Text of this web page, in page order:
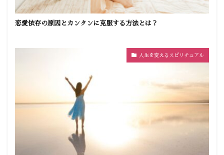
恋愛依存の原因とカンタンに克服する方法とは？
人生を変えるスピリチュアル